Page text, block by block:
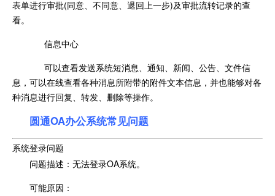
表单进行审批(同意、不同意、退回上一步)及审批流转记录的查
看。
信息中心
可以查看发送系统短消息、通知、新闻、公告、文件信
息，可以在线查看各种消息所附带的附件文本信息，并也能够对各
种消息进行回复、转发、删除等操作。
圆通OA办公系统常见问题
系统登录问题
问题描述：无法登录OA系统。
可能原因：